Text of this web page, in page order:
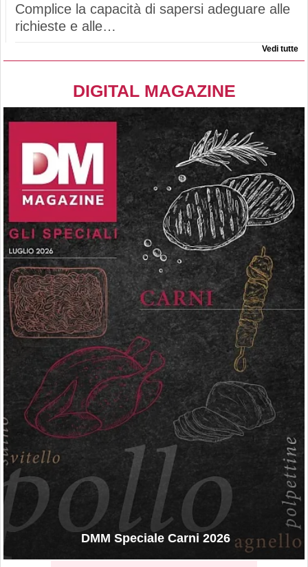
Complice la capacità di sapersi adeguare alle
richieste e alle…
Vedi tutte
DIGITAL MAGAZINE
DMM Speciale Carni 2026